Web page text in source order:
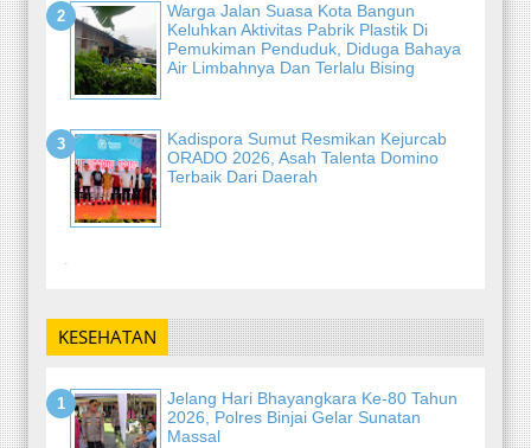
Warga Jalan Suasa Kota Bangun
Keluhkan Aktivitas Pabrik Plastik Di
Pemukiman Penduduk, Diduga Bahaya
Air Limbahnya Dan Terlalu Bising
Kadispora Sumut Resmikan Kejurcab
ORADO 2026, Asah Talenta Domino
Terbaik Dari Daerah
-
KESEHATAN
Jelang Hari Bhayangkara Ke-80 Tahun
2026, Polres Binjai Gelar Sunatan
Massal